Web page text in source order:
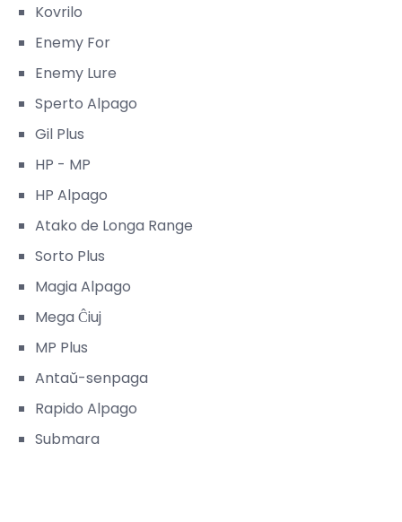
Kovrilo
Enemy For
Enemy Lure
Sperto Alpago
Gil Plus
HP - MP
HP Alpago
Atako de Longa Range
Sorto Plus
Magia Alpago
Mega Ĉiuj
MP Plus
Antaŭ-senpaga
Rapido Alpago
Submara